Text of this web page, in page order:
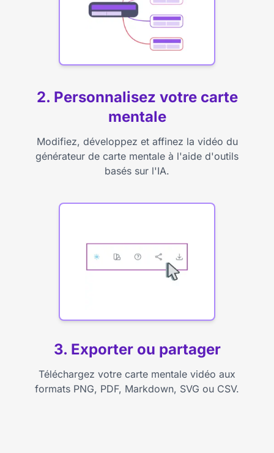
2. Personnalisez votre carte
mentale
Modifiez, développez et affinez la vidéo du
générateur de carte mentale à l'aide d'outils
basés sur l'IA.
3. Exporter ou partager
Téléchargez votre carte mentale vidéo aux
formats PNG, PDF, Markdown, SVG ou CSV.